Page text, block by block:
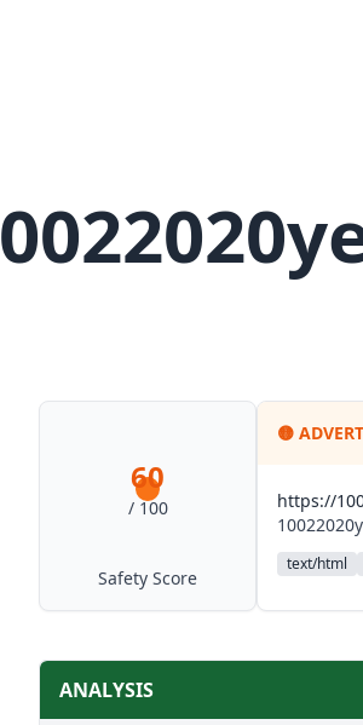
60
/ 100
Safety Score
🟡
https://
text/html
ANALYSIS